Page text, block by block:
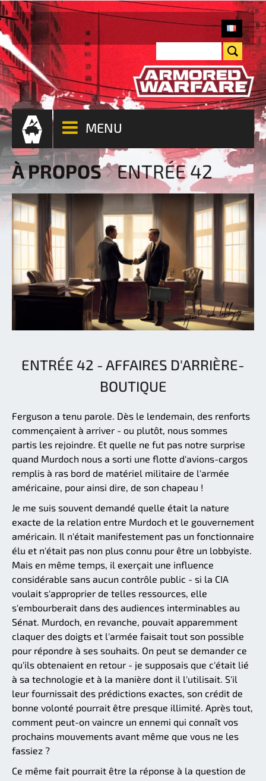
MENU
À PROPOS ENTRÉE 42
ENTRÉE 42 - AFFAIRES D'ARRIÈRE-
BOUTIQUE
Ferguson a tenu parole. Dès le lendemain, des renforts
commençaient à arriver - ou plutôt, nous sommes
partis les rejoindre. Et quelle ne fut pas notre surprise
quand Murdoch nous a sorti une flotte d'avions-cargos
remplis à ras bord de matériel militaire de l'armée
américaine, pour ainsi dire, de son chapeau !
Je me suis souvent demandé quelle était la nature
exacte de la relation entre Murdoch et le gouvernement
américain. Il n'était manifestement pas un fonctionnaire
élu et n'était pas non plus connu pour être un lobbyiste.
Mais en même temps, il exerçait une influence
considérable sans aucun contrôle public - si la CIA
voulait s'approprier de telles ressources, elle
s'embourberait dans des audiences interminables au
Sénat. Murdoch, en revanche, pouvait apparemment
claquer des doigts et l'armée faisait tout son possible
pour répondre à ses souhaits. On peut se demander ce
qu'ils obtenaient en retour - je supposais que c'était lié
à sa technologie et à la manière dont il l'utilisait. S'il
leur fournissait des prédictions exactes, son crédit de
bonne volonté pourrait être presque illimité. Après tout,
comment peut-on vaincre un ennemi qui connaît vos
prochains mouvements avant même que vous ne les
fassiez ?
Ce même fait pourrait être la réponse à la question de